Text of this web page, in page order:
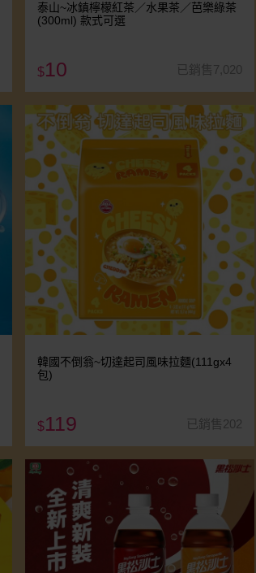
泰山~冰鎮檸檬紅茶／水果茶／芭樂綠茶
(300ml) 款式可選
$10 已銷售7,020
韓國不倒翁~切達起司風味拉麵(111gx4
包)
$119 已銷售202